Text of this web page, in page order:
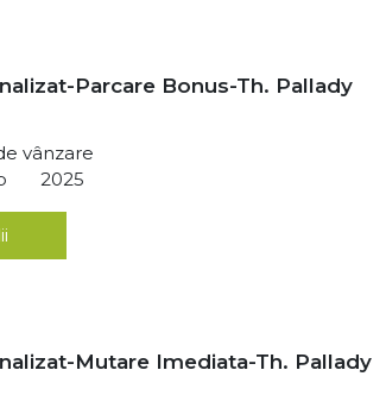
Parcare Bonus-Th. Pallady
vânzare
2025
Mutare Imediata-Th. Pallady